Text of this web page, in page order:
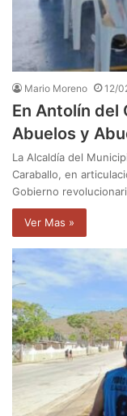
Mario Moreno 12/
En Antolín del
Abuelos y
La Alcaldía del
Caraballo, en
Gobierno
Ver Mas »